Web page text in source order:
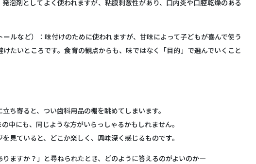
発泡剤としてよく使われますが、粘膜刺激性があり、口内炎や口腔乾燥のある
ルなど）
：味付けのために使われますが、甘味によって子どもが喜んで使う
たいところです。食育の観点からも、味ではなく「目的」で選んでいくこと
ち寄ると、つい歯科用品の棚を眺めてしまいます。
中にも、同じような方がいらっしゃるかもしれません。
見ていると、どこか楽しく、興味深く感じるものです。
ますか？」と尋ねられたとき、どのように答えるのがよいのか――